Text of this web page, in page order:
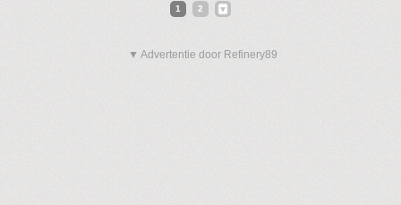
1 2
▼ Advertentie door Refinery89